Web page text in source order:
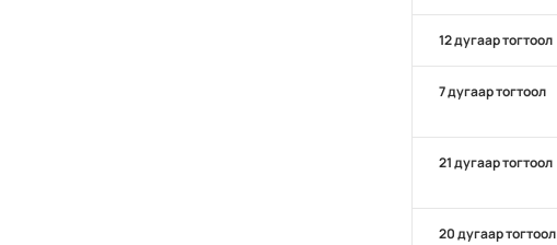
12 дугаар тогтоол
7 дугаар тогтоол
21 дугаар тогтоол
20 дугаар тогтоол